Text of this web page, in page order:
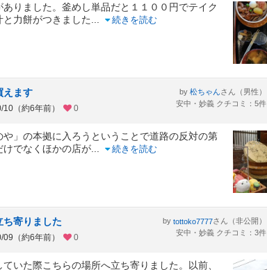
りました。釜めし単品だと１１００円でテイク
力餅がつきました
続きを読む
えます
（約6年前） 0
by 松ちゃんさん（男性）
安中・妙義 クチコミ：5件
」の本拠に入ろうということで道路の反対の第
けでなくほかの店が
続きを読む
寄りました
（約6年前） 0
by tottoko7777さん（非公開）
安中・妙義 クチコミ：3件
いた際こちらの場所へ立ち寄りました。以前、